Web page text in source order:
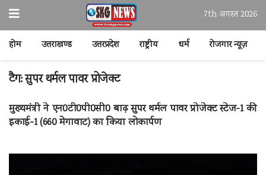
7th अगस्त 2026
होम उत्तराखण्ड उत्तरप्रदेश राष्ट्रीय धर्म रोजगार न्यूज़
टैग:सुपर थर्मल पावर प्रोजेक्ट
मुख्यमंत्री ने एन0टी0पी0सी0 बाढ़ सुपर थर्मल पावर प्रोजेक्ट स्टेज-1 की
इकाई-1 (660 मेगावाट) का किया लोकार्पण